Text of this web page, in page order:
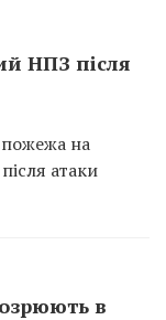
НПЗ після
пожежа на
атаки
в